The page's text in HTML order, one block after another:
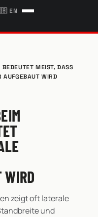
EN
MEIST, DASS
WIRD
WIRD
zeigt oft laterale
und